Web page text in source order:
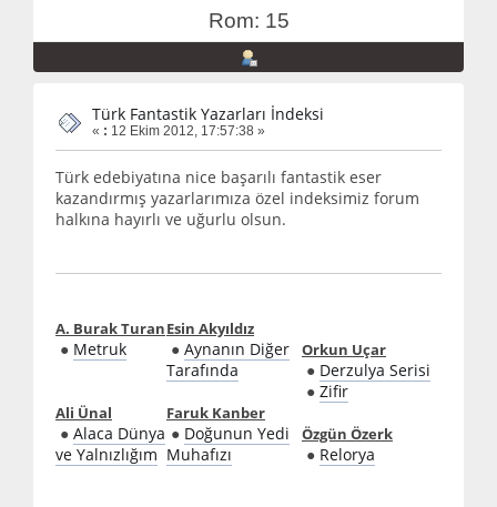
Rom: 15
Türk Fantastik Yazarları İndeksi
« : 12 Ekim 2012, 17:57:38 »
Türk edebiyatına nice başarılı fantastik eser
kazandırmış yazarlarımıza özel indeksimiz forum
halkına hayırlı ve uğurlu olsun.
A. Burak Turan
● Metruk
Ali Ünal
● Alaca Dünya
ve Yalnızlığım
Esin Akyıldız
● Aynanın Diğer
Tarafında
Faruk Kanber
● Doğunun Yedi
Muhafızı
Orkun Uçar
● Derzulya Serisi
● Zifir
Özgün Özerk
● Relorya